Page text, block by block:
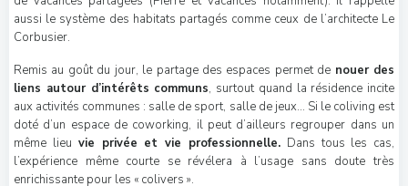
aussi le système des habitats partagés comme ceux de l’architecte Le
Corbusier.
Remis au goût du jour, le partage des espaces permet de nouer des
liens autour d’intérêts communs, surtout quand la résidence incite
aux activités communes : salle de sport, salle de jeux… Si le coliving est
doté d’un espace de coworking, il peut d’ailleurs regrouper dans un
même lieu vie privée et vie professionnelle. Dans tous les cas,
l’expérience même courte se révélera à l’usage sans doute très
enrichissante pour les « colivers ».